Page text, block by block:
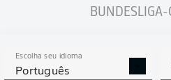
BUNDESLIGA-
Escolha seu idioma
Português